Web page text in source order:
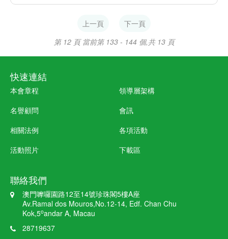
會、澳門公務人員文化協會、澳
門公務人員體育會、澳門公職教
育協會、澳門公職工程技術人員
協會、澳門醫務助理人員協進會
等二十五個公務員團體日前組
籌備各項慶祝活動。
是廣東省惠州市。透過到鄰近地
的教學經驗，對自身教學反思及
上一頁
下一頁
第 12 頁 當前第 133 - 144 個,共 13 頁
快速連結
本會章程
領導層架構
名譽顧問
會訊
相關法例
各項活動
活動照片
下載區
聯絡我們
澳門嚤囉園路12至14號珍珠閣5樓A座
Av.Ramal dos Mouros,No.12-14, Edf. Chan Chu
Kok,5oandar A, Macau
28719637